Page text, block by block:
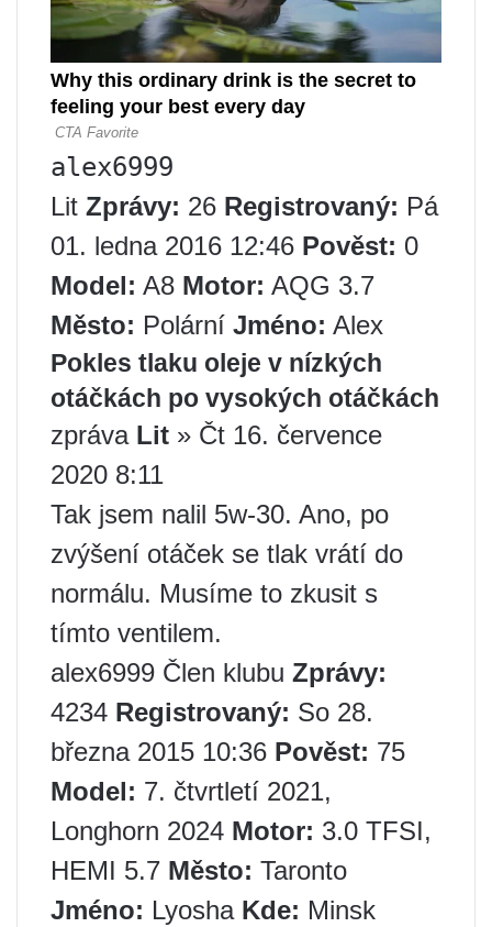
alex6999
Lit Zprávy: 26 Registrovaný: Pá
01. ledna 2016 12:46 Pověst: 0
Model: A8 Motor: AQG 3.7
Město: Polární Jméno: Alex
Pokles tlaku oleje v nízkých
otáčkách po vysokých otáčkách
zpráva Lit » Čt 16. července
2020 8:11
Tak jsem nalil 5w-30. Ano, po
zvýšení otáček se tlak vrátí do
normálu. Musíme to zkusit s
tímto ventilem.
alex6999 Člen klubu Zprávy:
4234 Registrovaný: So 28.
března 2015 10:36 Pověst: 75
Model: 7. čtvrtletí 2021,
Longhorn 2024 Motor: 3.0 TFSI,
HEMI 5.7 Město: Taronto
Jméno: Lyosha Kde: Minsk